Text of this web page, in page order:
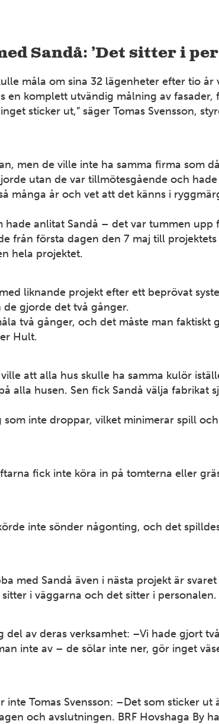
Sandå: ’Det sitter i
måla om sina 32 lägenheter efter tio
en komplett utvändig målning av
sticker ut,” säger Tomas Svensson,
men de ville inte ha samma firma som
utan de var tillmötesgående och
många år och vet att det känns i
anlitat Sandå – det var tummen
från första dagen den 7 maj till
hela projektet.
liknande projekt efter ett beprövat
gjorde det två gånger.
två gånger, och det måste man faktiskt
Hult.
att alla hus skulle ha samma kulör
alla husen. Sen fick Sandå välja fabrikat
inte droppar, vilket minimerar spill
fick inte köra in på tomterna eller
inte sönder någonting, och det
med Sandå även i nästa projekt är
i väggarna och det sitter i personalen.
del av deras verksamhet: –Vi hade gjort
inte av – de sölar inte ner, gör inget
Tomas Svensson: –Det som sticker
och avslutningen. BRF Hovshaga By